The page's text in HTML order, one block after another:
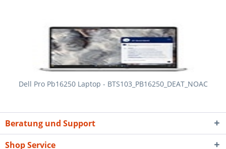
Dell Pro Pb16250 Laptop - BTS103_PB16250_DEAT_NOAC
Beratung und Support
Shop Service